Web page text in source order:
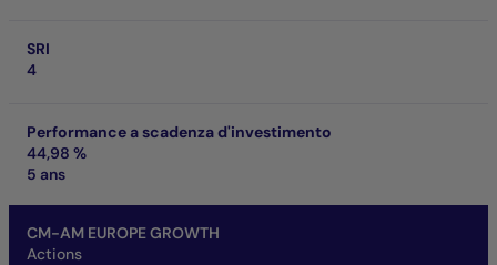
SRI
4
Performance a scadenza d'investimento
44,98 %
5 ans
CM-AM EUROPE GROWTH
Actions